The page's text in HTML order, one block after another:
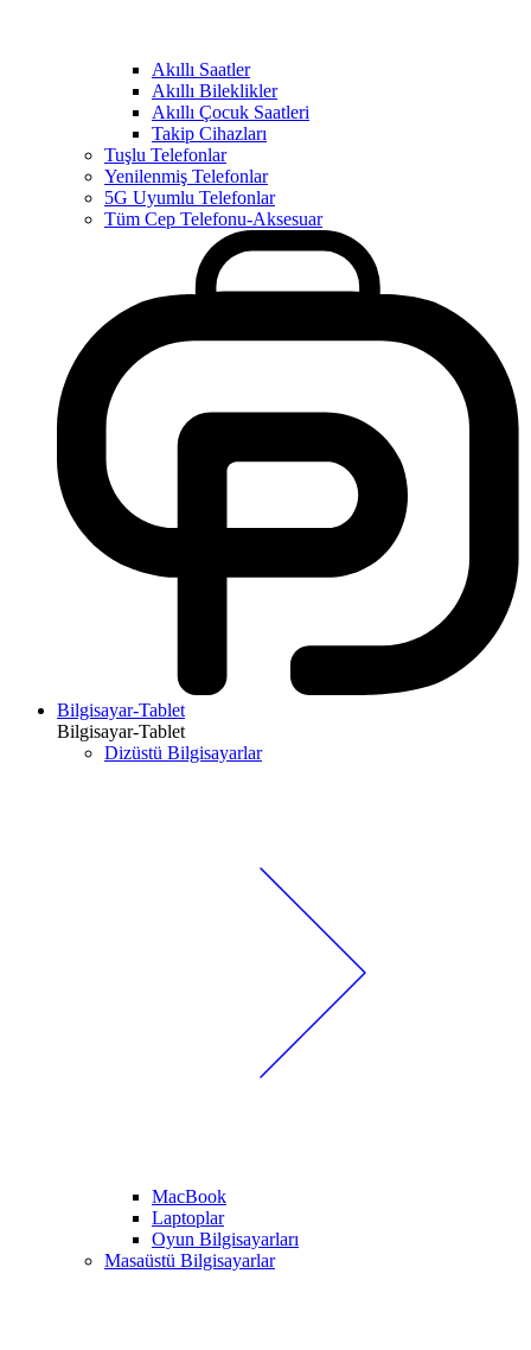
Akıllı Saatler
Akıllı Bileklikler
Akıllı Çocuk Saatleri
Takip Cihazları
Tuşlu Telefonlar
Yenilenmiş Telefonlar
5G Uyumlu Telefonlar
Tüm Cep Telefonu-Aksesuar
Bilgisayar-Tablet
Bilgisayar-Tablet
Dizüstü Bilgisayarlar
MacBook
Laptoplar
Oyun Bilgisayarları
Masaüstü Bilgisayarlar